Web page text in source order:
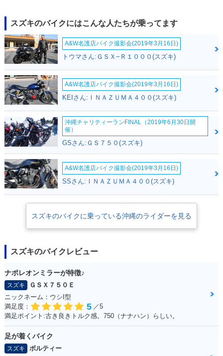
スズキのバイクにはこんな人たちが乗ってます
A&W名護店バイク撮影会(2019年3月16日)
トウマさん:ＧＳＸ−Ｒ１０００(スズキ)
A&W名護店バイク撮影会(2019年3月16日)
KEIさん:ＩＮＡＺＵＭＡ４００(スズキ)
沖縄チャリティーランFINAL（2019年6月30日開
催）
GSさん:ＧＳ７５０(スズキ)
A&W名護店バイク撮影会(2019年3月16日)
SSさん:ＩＮＡＺＵＭＡ４００(スズキ)
スズキのバイクに乗っている沖縄のライダーを見る
スズキのバイクレビュー
ナポレオンミラーが特徴♪
スズキ
ＧＳＸ７５０Ｅ
ニックネーム：ウシI型
満足度：
5 ／5
満足ポイント:古き良きトルク感。750（ナナハン）らしい。
足が着くバイク
スズキ
ボルティー